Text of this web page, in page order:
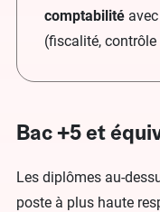
comptabilité
(fiscalité,
Bac +5 et
Les diplômes au-
poste à plus haute